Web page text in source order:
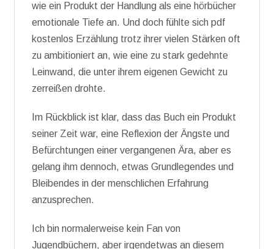
wie ein Produkt der Handlung als eine hörbücher
emotionale Tiefe an. Und doch fühlte sich pdf
kostenlos Erzählung trotz ihrer vielen Stärken oft
zu ambitioniert an, wie eine zu stark gedehnte
Leinwand, die unter ihrem eigenen Gewicht zu
zerreißen drohte.
Im Rückblick ist klar, dass das Buch ein Produkt
seiner Zeit war, eine Reflexion der Ängste und
Befürchtungen einer vergangenen Ära, aber es
gelang ihm dennoch, etwas Grundlegendes und
Bleibendes in der menschlichen Erfahrung
anzusprechen.
Ich bin normalerweise kein Fan von
Jugendbüchern, aber irgendetwas an diesem